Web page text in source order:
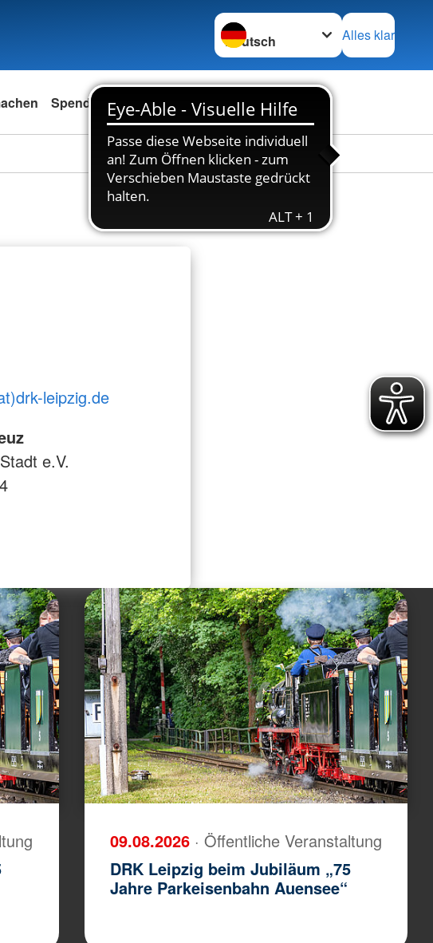
Sprache wechseln zu
Alles klar
Spenden Über uns
leipzig.de
e.V.
09.08.2026 · Öffentliche Veranstaltung
DRK Leipzig beim Jubiläum „75
Jahre Parkeisenbahn Auensee“